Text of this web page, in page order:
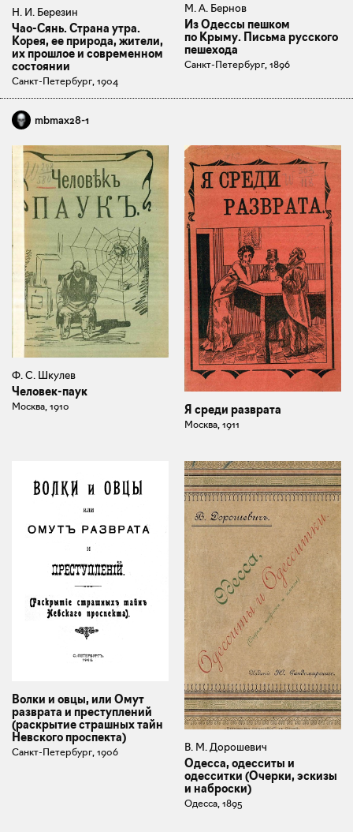
Н. И. Березин
Чао-Сянь. Страна утра.
Корея, ее природа, жители,
их прошлое и современном
состоянии
Санкт-Петербург, 1904
М. А. Бернов
Из Одессы пешком
по Крыму. Письма русского
пешехода
Санкт-Петербург, 1896
mbmax28-1
Ф. С. Шкулев
Человек-паук
Москва, 1910 Я среди разврата
Москва, 1911
Волки и овцы, или Омут
разврата и преступлений
(раскрытие страшных тайн
Невского проспекта)
Санкт-Петербург, 1906 В. М. Дорошевич
Одесса, одесситы и
одесситки (Очерки, эскизы
и наброски)
Одесса, 1895